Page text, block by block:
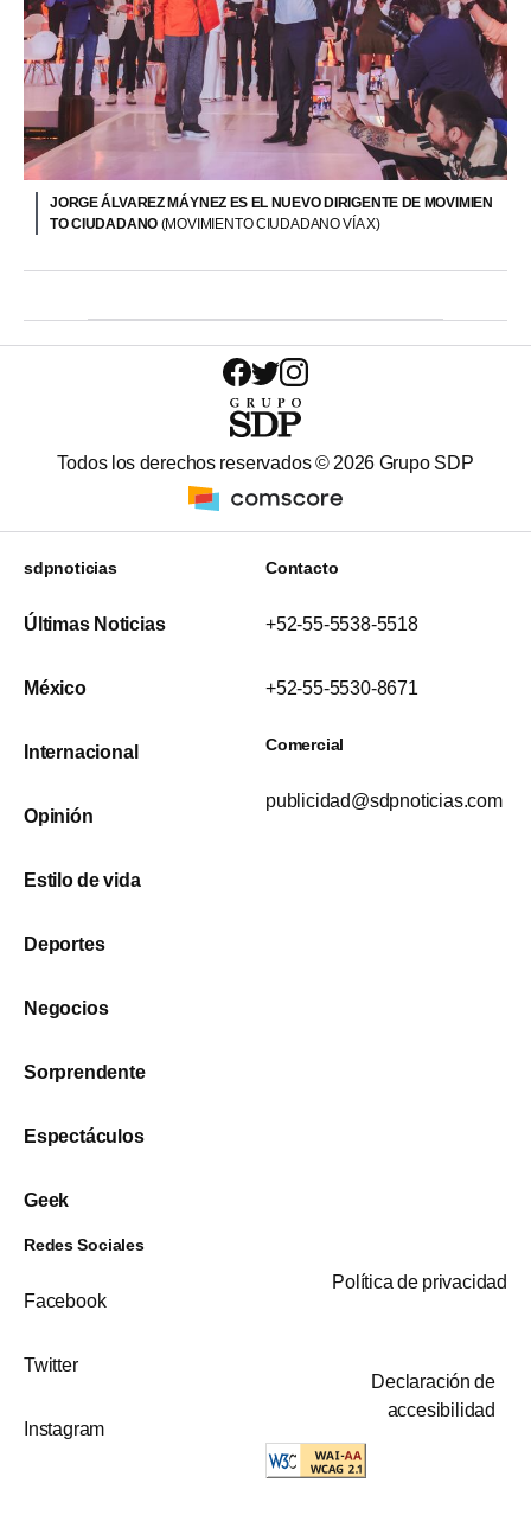
JORGE ÁLVAREZ MÁYNEZ ES EL NUEVO DIRIGENTE DE MOVIMIEN
TO CIUDADANO (MOVIMIENTO CIUDADANO VÍA X)
Todos los derechos reservados © 2026 Grupo SDP
sdpnoticias
Últimas Noticias
México
Internacional
Opinión
Estilo de vida
Deportes
Negocios
Sorprendente
Espectáculos
Geek
Contacto
+52-55-5538-5518
+52-55-5530-8671
Comercial
publicidad@sdpnoticias.com
Redes Sociales
Facebook
Twitter
Instagram
Política de privacidad
Declaración de
accesibilidad